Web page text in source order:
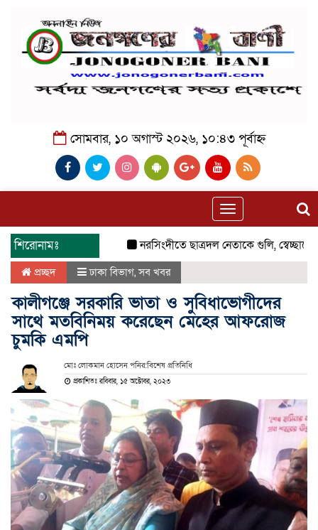
সোমবার, ১০ অগাস্ট ২০২৬, ১০:৪৩ পূর্বাহ্ন
Toggle
navigation
শিরোনামঃ নরসিংদীতে ছাত্রদল নেতাকে গুলি,
প্রচ্ছদ ঢাকা বিভাগ,সব খবর
কালীগঞ্জে সরকারি ভাতা ও সুবিধাভোগীদের
সাথে মতবিনিময় করেছেন মেহের আফরোজ
চুমকি এমপি
মোঃ লোকমান হোসেন পনির:বিশেষ প্রতিনিধি
প্রকাশিতঃ রবিবার, ১৫ অক্টোবর, ২০২৩